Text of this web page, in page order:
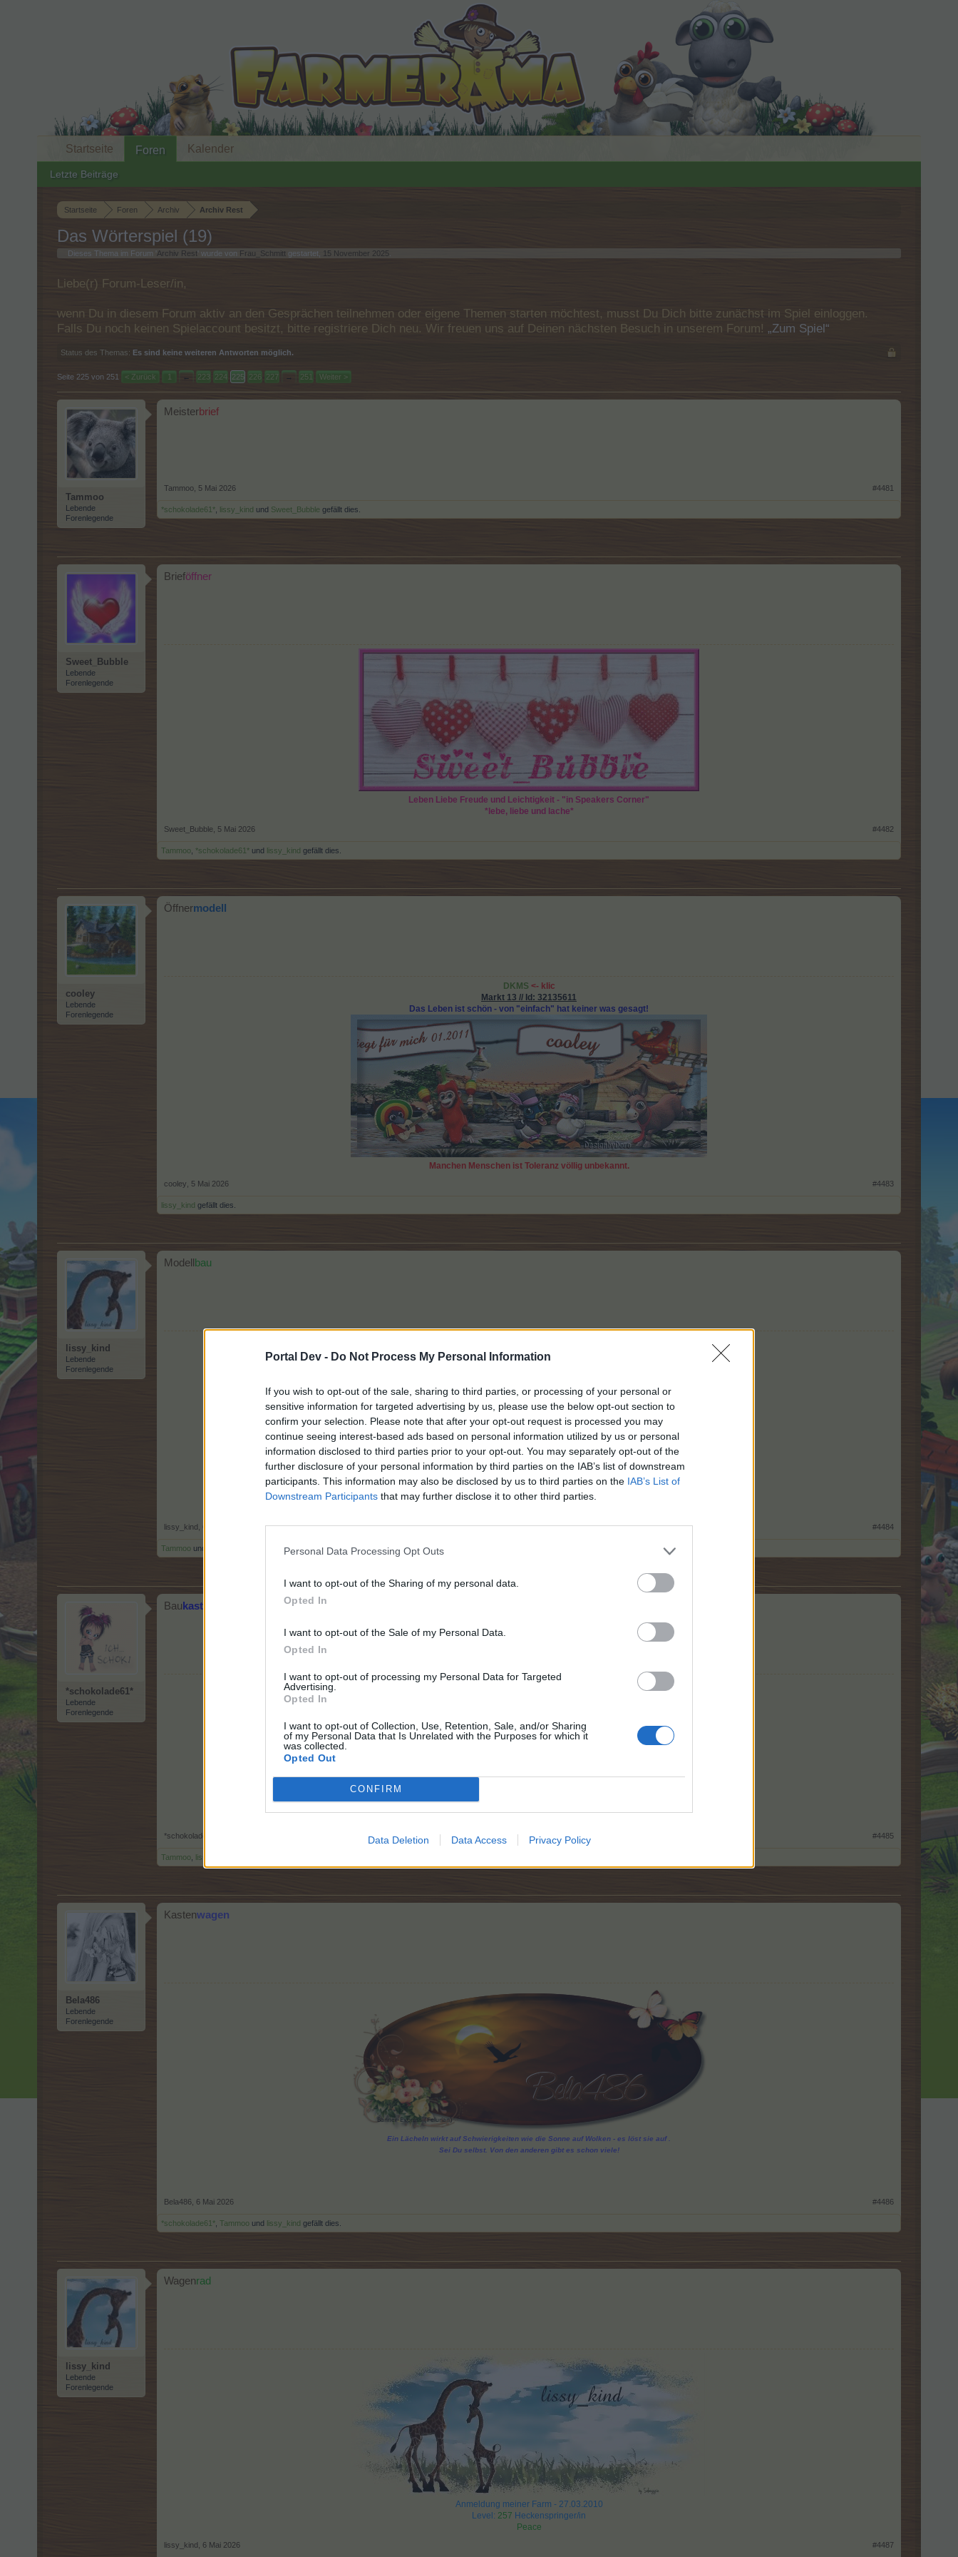
Portal Dev - Do Not Process My Personal Information
If you wish to opt-out of the sale, sharing to third parties, or processing of your personal or
sensitive information for targeted advertising by us, please use the below opt-out section to
confirm your selection. Please note that after your opt-out request is processed you may
continue seeing interest-based ads based on personal information utilized by us or personal
information disclosed to third parties prior to your opt-out. You may separately opt-out of the
further disclosure of your personal information by third parties on the IAB’s list of downstream
participants. This information may also be disclosed by us to third parties on the IAB’s List of
Downstream Participants that may further disclose it to other third parties.
Personal Data Processing Opt Outs
I want to opt-out of the Sharing of my personal data.
Opted In
I want to opt-out of the Sale of my Personal Data.
Opted In
I want to opt-out of processing my Personal Data for Targeted
Advertising.
Opted In
I want to opt-out of Collection, Use, Retention, Sale, and/or Sharing
of my Personal Data that Is Unrelated with the Purposes for which it
was collected.
Opted Out
CONFIRM
Data Deletion Data Access Privacy Policy
Startseite Foren Archiv Archiv Rest
Das Wörterspiel (19)
Dieses Thema im Forum ' Archiv Rest ' wurde von Frau_Schmitt gestartet, 15 November 2025
Liebe(r) Forum-Leser/in,
wenn Du in diesem Forum aktiv an den Gesprächen teilnehmen oder eigene Themen starten möchtest, musst Du Dich bitte zunächst im Spiel einloggen.
Falls Du noch keinen Spielaccount besitzt, bitte registriere Dich neu. Wir freuen uns auf Deinen nächsten Besuch in unserem Forum! „Zum Spiel“
Status des Themas: Es sind keine weiteren Antworten möglich.
Seite 225 von 251 < Zurück 1 ← 223 224 225 226 227 → 251 Weiter >
Tammoo
Lebende
Forenlegende
Meisterbrief
Tammoo 5 Mai 2026 #4481
*schokolade61* lissy_kind und Sweet_Bubble gefällt dies.
Sweet_Bubble
Lebende
Forenlegende
Brieföffner
Leben Liebe Freude und Leichtigkeit - "in Speakers Corner"
*lebe, liebe und lache*
Sweet_Bubble 5 Mai 2026 #4482
Tammoo *schokolade61* und lissy_kind gefällt dies.
cooley
Lebende
Forenlegende
Öffnermodell
DKMS <- klic
Markt 13 // Id: 32135611
Das Leben ist schön - von "einfach" hat keiner was gesagt!
Manchen Menschen ist Toleranz völlig unbekannt.
cooley 5 Mai 2026 #4483
lissy_kind gefällt dies.
lissy_kind
Lebende
Forenlegende
Modell bau
Anmeldung meiner Farm - 27.03.2010
Level: 257Heckenspringer/in
lissy_kind #4484
Tammoo und gefällt dies.
*schokolade61*
Lebende
Forenlegende
Bau kasten
*schokolade61* #4485
Tammoo lissy_kind
Bela486
Lebende
Forenlegende
Kastenwagen
Ein Lächeln wirkt auf Schwierigkeiten wie die Sonne auf Wolken - es löst sie auf .
Sei Du selbst. Von den anderen gibt es schon viele!
Bela486 6 Mai 2026 #4486
*schokolade61* Tammoo und lissy_kind gefällt dies.
lissy_kind
Lebende
Forenlegende
Wagenrad
Anmeldung meiner Farm - 27.03.2010
Level: 257 Heckenspringer/in
Peace
lissy_kind 6 Mai 2026 #4487
Startseite Foren
Letzte Beiträge
Kalender